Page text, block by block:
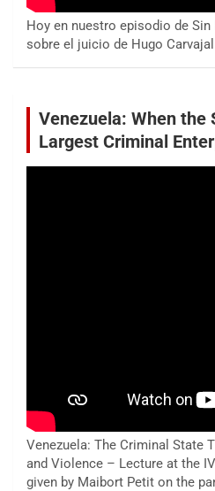
Hoy en nuestro episodio de
sobre el juicio de Hugo Carvajal
Venezuela: When the
Largest Criminal
Venezuela: The Criminal State
and Violence – Lecture at the
given by Maibort Petit on the